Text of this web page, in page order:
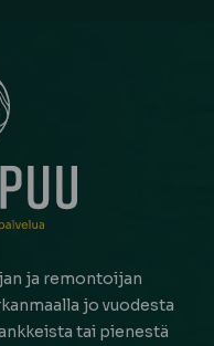
ja remontoijan
jo vuodesta
tai pienestä